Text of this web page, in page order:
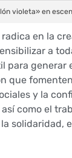
violeta» en
en la
a
para generar
que
y la
como el
solidaridad,